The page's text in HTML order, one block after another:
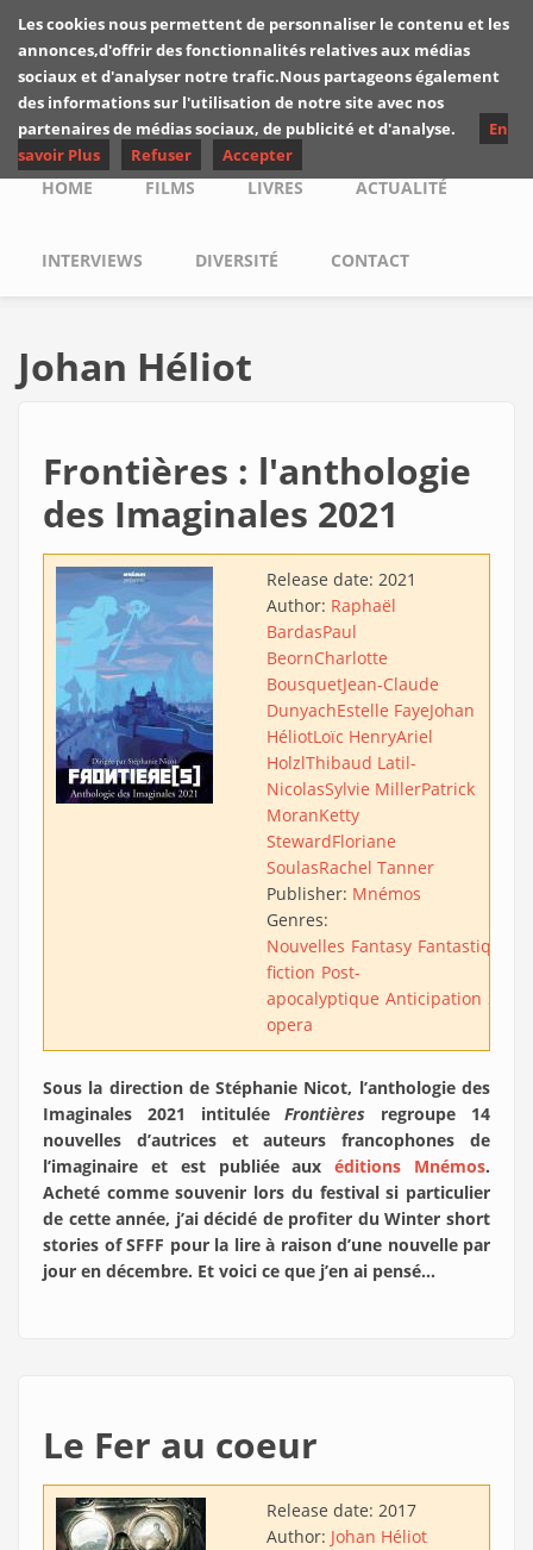
Skip to main content
Les critiques de
Yuyine
Main menu
HOME FILMS LIVRES ACTUALITÉ
INTERVIEWS DIVERSITÉ CONTACT
Johan Héliot
Frontières : l'anthologie
des Imaginales 2021
Release date: 2021
Author: Raphaël
BardasPaul
BeornCharlotte
BousquetJean-Claude
DunyachEstelle FayeJohan
HéliotLoïc HenryAriel
HolzlThibaud Latil-
NicolasSylvie MillerPatrick
MoranKetty
StewardFloriane
SoulasRachel Tanner
Publisher: Mnémos
Genres:
Nouvelles Fantasy Fantastique
fiction Post-
apocalyptique Anticipation
opera
Sous la direction de Stéphanie Nicot, l’anthologie des
Imaginales 2021 intituléeFrontières regroupe 14
nouvelles d’autrices et auteurs francophones de
l’imaginaire et est publiée auxéditions Mnémos.
Acheté comme souvenir lors du festival si particulier
de cette année, j’ai décidé de profiter du Winter short
stories of SFFF pour la lire à raison d’une nouvelle par
jour en décembre. Et voici ce que j’en ai pensé…
Le Fer au coeur
Release date: 2017
Author: Johan Héliot
Les cookies nous permettent de personnaliser le contenu et les
annonces,d'offrir des fonctionnalités relatives aux médias
sociaux et d'analyser notre trafic.Nous partageons également
des informations sur l'utilisation de notre site avec nos
partenaires de médias sociaux, de publicité et d'analyse.
En
savoir Plus
Refuser Accepter